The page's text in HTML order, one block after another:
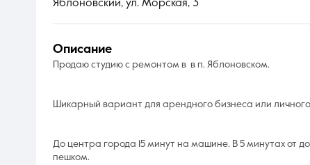
Яблоновский, ул. Морская, 3
описание
Продаю студию с ремонтом в в п. Яблоновском.
Шикарный вариант для арендного бизнеса или
До центра города 15 минут на машине. В 5 минутах от
пешком.